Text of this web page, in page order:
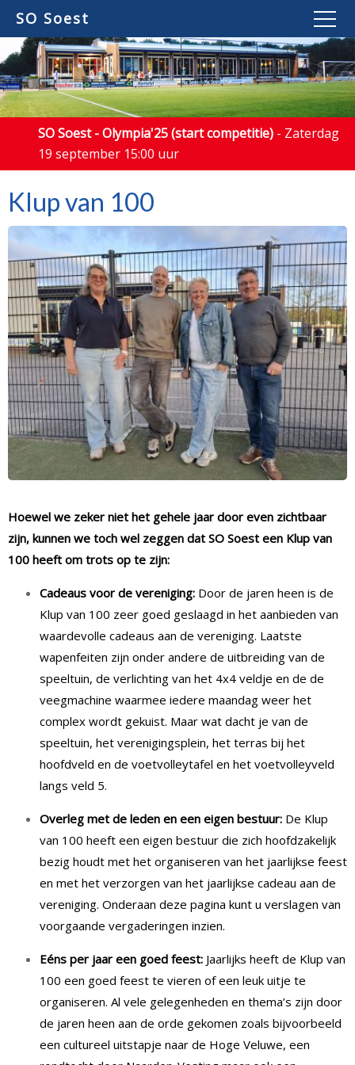
SO Soest
SO Soest - Olympia'25 (start competitie) - Zaterdag
19 september 15:00 uur
Klup van 100
Hoewel we zeker niet het gehele jaar door even zichtbaar
zijn, kunnen we toch wel zeggen dat SO Soest een Klup van
100 heeft om trots op te zijn:
Cadeaus voor de vereniging: Door de jaren heen is de
Klup van 100 zeer goed geslaagd in het aanbieden van
waardevolle cadeaus aan de vereniging. Laatste
wapenfeiten zijn onder andere de uitbreiding van de
speeltuin, de verlichting van het 4x4 veldje en de de
veegmachine waarmee iedere maandag weer het
complex wordt gekuist. Maar wat dacht je van de
speeltuin, het verenigingsplein, het terras bij het
hoofdveld en de voetvolleytafel en het voetvolleyveld
langs veld 5.
Overleg met de leden en een eigen bestuur: De Klup
van 100 heeft een eigen bestuur die zich hoofdzakelijk
bezig houdt met het organiseren van het jaarlijkse feest
en met het verzorgen van het jaarlijkse cadeau aan de
vereniging. Onderaan deze pagina kunt u verslagen van
voorgaande vergaderingen inzien.
Eéns per jaar een goed feest: Jaarlijks heeft de Klup van
100 een goed feest te vieren of een leuk uitje te
organiseren. Al vele gelegenheden en thema’s zijn door
de jaren heen aan de orde gekomen zoals bijvoorbeeld
een cultureel uitstapje naar de Hoge Veluwe, een